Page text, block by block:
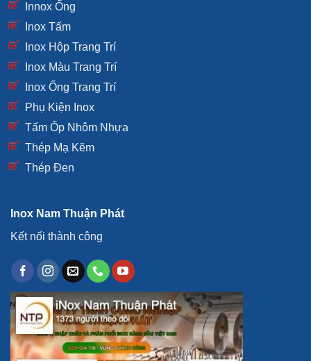
Innox Ống
Inox Tấm
Inox Hộp Trang Trí
Inox Màu Trang Trí
Inox Ống Trang Trí
Phụ Kiện Inox
Tấm Ốp Nhôm Nhựa
Thép Mạ Kẽm
Thép Đen
Inox Nam Thuận Phát
Kết nối thành công